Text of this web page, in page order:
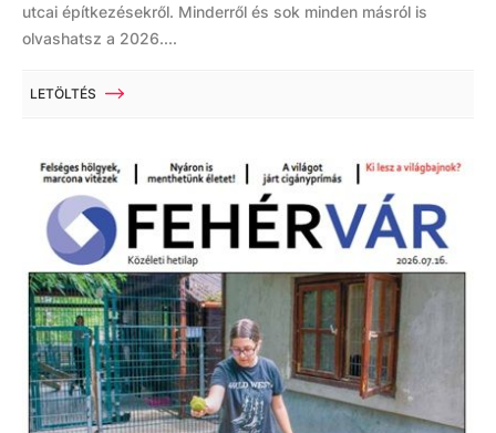
utcai építkezésekről. Minderről és sok minden másról is
olvashatsz a 2026....
LETÖLTÉS